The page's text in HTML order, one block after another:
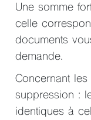
Une somme
celle
documents
demande.
Concernant
suppression :
identiques à